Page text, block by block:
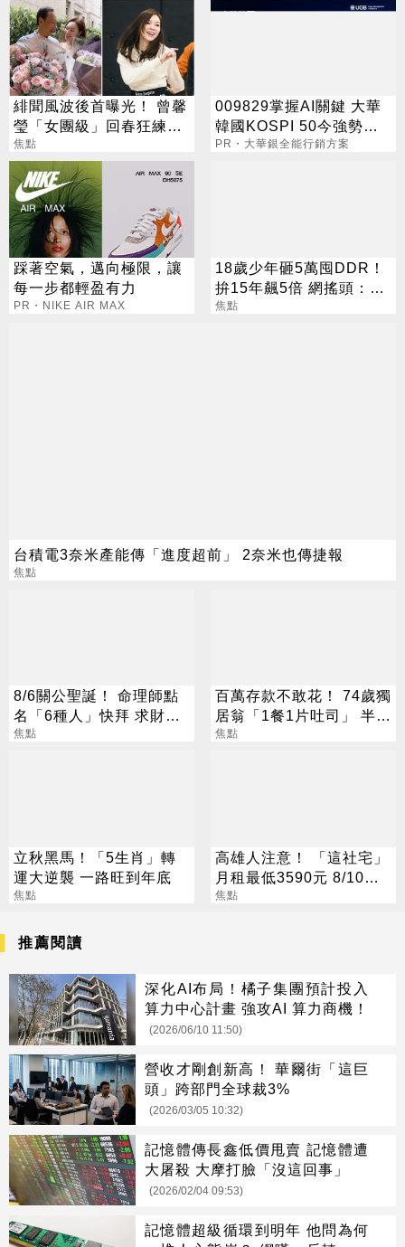
緋聞風波後首曝光！ 曾馨
瑩「女團級」回春狂練舞
郭董獨自公園散步
焦點
009829掌握AI關鍵 大華
韓國KOSPI 50今強勢開
募
PR・大華銀全能行銷方案
踩著空氣，邁向極限，讓
每一步都輕盈有力
PR・NIKE AIR MAX
18歲少年砸5萬囤DDR！
拚15年飆5倍 網搖頭：會
報廢
焦點
台積電3奈米產能傳「進度超前」 2奈米也傳捷報
焦點
8/6關公聖誕！ 命理師點
名「6種人」快拜 求財求
職保平安
焦點
百萬存款不敢花！ 74歲獨
居翁「1餐1片吐司」 半年
暴瘦嚇壞女兒
焦點
立秋黑馬！「5生肖」轉
運大逆襲 一路旺到年底
焦點
高雄人注意！ 「這社宅」
月租最低3590元 8/10起
放申請
焦點
推薦閱讀
深化AI布局！橘子集團預計投入
算力中心計畫 強攻AI 算力商機！
(2026/06/10 11:50)
營收才剛創新高！ 華爾街「這巨
頭」跨部門全球裁3%
(2026/03/05 10:32)
記憶體傳長鑫低價甩賣 記憶體遭
大屠殺 大摩打臉「沒這回事」
(2026/02/04 09:53)
記憶體超級循環到明年 他問為何